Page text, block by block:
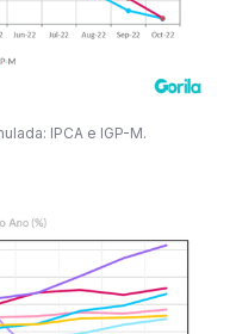
IPCA e IGP-M.